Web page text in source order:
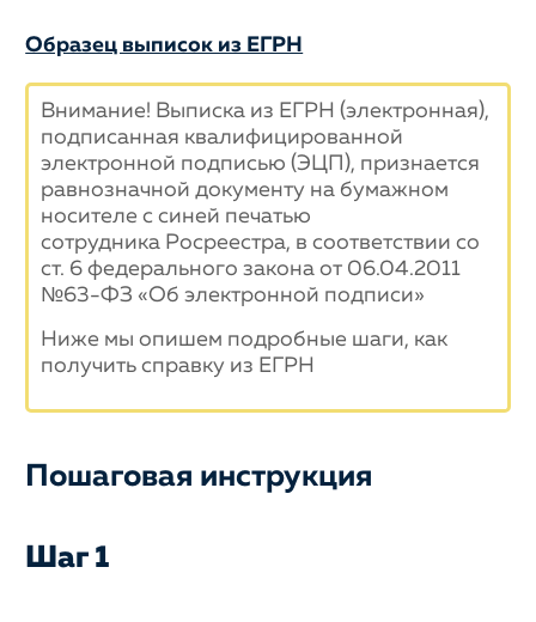
Образец выписок из ЕГРН
Внимание! Выписка из ЕГРН (электронная),
подписанная квалифицированной
электронной подписью (ЭЦП), признается
равнозначной документу на бумажном
носителе с синей печатью
сотрудника Росреестра, в соответствии со
ст. 6 федерального закона от 06.04.2011
№63-ФЗ «Об электронной подписи»
Ниже мы опишем подробные шаги, как
получить справку из ЕГРН
Пошаговая инструкция
Шаг 1